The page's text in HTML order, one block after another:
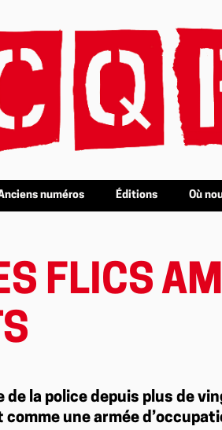
numéros Éditions Où
FLICS
la police depuis plus de
une armée